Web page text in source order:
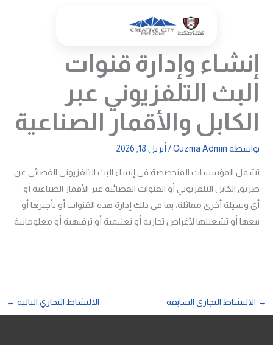
إنشاء وإدارة قنوات
البث التلفزيوني عبر
الكابل والأقمار الصناعية
بواسطة Cuzma Admin
/ أبريل 18, 2026
تشمل المؤسسات المتخصصة في إنشاء البث التلفزيوني الفضائي عن
طريق الكابل التلفزيوني أو القنوات الفضائية عبر الأقمار الصناعية أو
أي وسيلة أخرى مماثلة، بما في ذلك إدارة هذه القنوات أو تأجيرها أو
بيعها أو تشغيلها لأغراض تجارية أو تعليمية أو ترفيهية أو معلوماتية
→ الالنشاط التجاري السابقة الالنشاط التجاري التالية ←